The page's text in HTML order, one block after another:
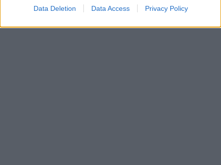
Data Deletion Data Access Privacy Policy